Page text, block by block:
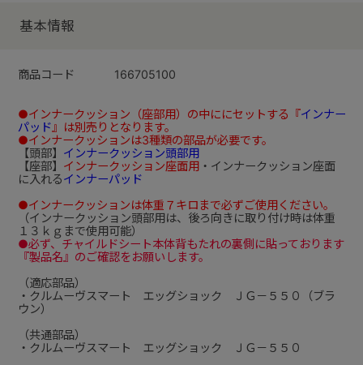
基本情報
商品コード 166705100
●インナークッション（座部用）の中ににセットする『インナー
パッド 』は別売りとなります。
●インナークッションは3種類の部品が必要です。
【頭部】 インナークッション頭部用
【座部】 インナークッション座面用・インナークッション座面
に入れるインナーパッド
●インナークッションは体重７キロまで必ずご使用ください。
（インナークッション頭部用は、後ろ向きに取り付け時は体重
１３ｋｇまで使用可能）
●必ず、チャイルドシート本体背もたれの裏側に貼っております
『製品名』のご確認をお願いします。
（適応部品）
・クルムーヴスマート エッグショック ＪＧ－５５０（ブラ
ウン）
（共通部品）
・クルムーヴスマート エッグショック ＪＧ－５５０